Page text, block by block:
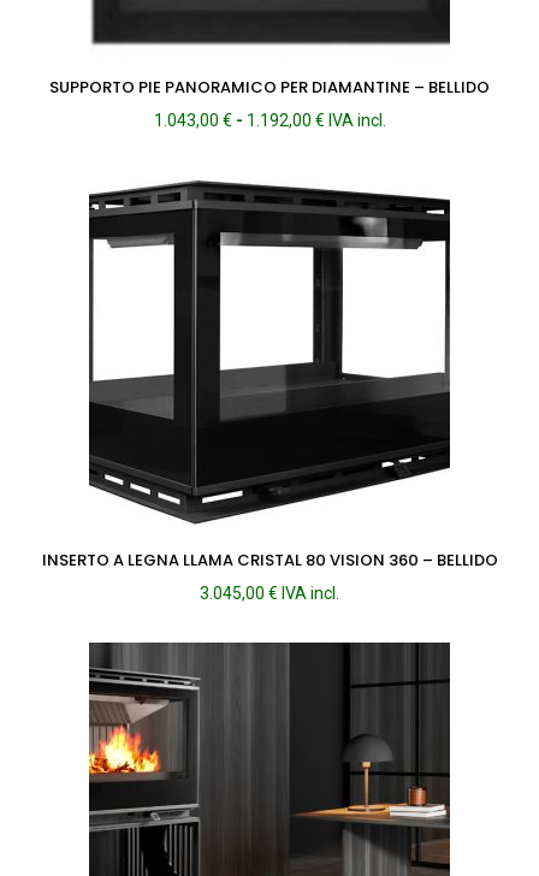
SUPPORTO PIE PANORAMICO PER DIAMANTINE – BELLIDO
1.043,00 € - 1.192,00 €Fascia
da
1.043,00 €
a
IVA incl.
INSERTO A LEGNA LLAMA CRISTAL 80 VISION 360 – BELLIDO
3.045,00 € IVA incl.